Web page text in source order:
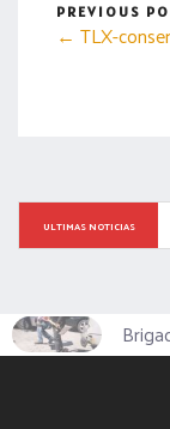
PREVIOUS
← TLX-
ULTIMAS NOTICIAS